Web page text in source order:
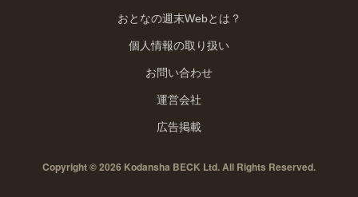
おとなの週末Webとは？
個人情報の取り扱い
お問い合わせ
運営会社
広告掲載
Copyright © 2026 Kodansha BECK Ltd. All Rights Reserved.